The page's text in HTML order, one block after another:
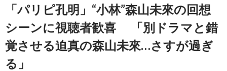
「パリピ孔明」“小林”森山未來の回想
シーンに視聴者歓喜 「別ドラマと錯
覚させる迫真の森山未來…さすが過ぎ
る」